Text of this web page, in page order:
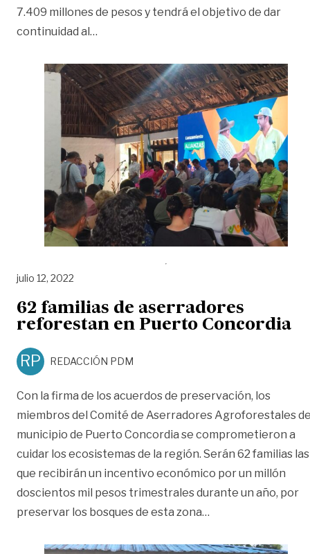
7.409 millones de pesos y tendrá el objetivo de dar
continuidad al…
julio 12, 2022
62 familias de aserradores
reforestan en Puerto Concordia
RP REDACCIÓN PDM
Con la firma de los acuerdos de preservación, los
miembros del Comité de Aserradores Agroforestales
municipio de Puerto Concordia se comprometieron a
cuidar los ecosistemas de la región. Serán 62 familias las
que recibirán un incentivo económico por un millón
doscientos mil pesos trimestrales durante un año, por
preservar los bosques de esta zona…